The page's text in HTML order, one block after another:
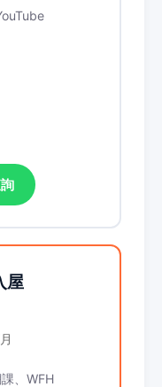
屋
、WFH